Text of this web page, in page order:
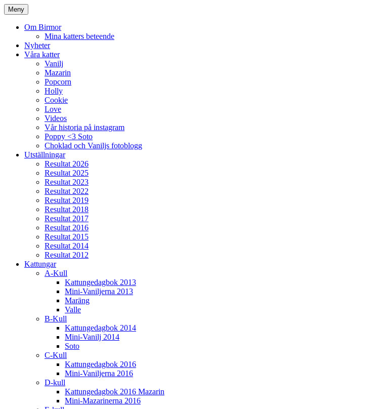
Meny
Om Birmor
Mina katters beteende
Nyheter
Våra katter
Vanilj
Mazarin
Popcorn
Holly
Cookie
Love
Videos
Vår historia på instagram
Poppy <3 Soto
Choklad och Vaniljs fotoblogg
Utställningar
Resultat 2026
Resultat 2025
Resultat 2023
Resultat 2022
Resultat 2019
Resultat 2018
Resultat 2017
Resultat 2016
Resultat 2015
Resultat 2014
Resultat 2012
Kattungar
A-Kull
Kattungedagbok 2013
Mini-Vaniljerna 2013
Maräng
Valle
B-Kull
Kattungedagbok 2014
Mini-Vanilj 2014
Soto
C-Kull
Kattungedagbok 2016
Mini-Vaniljerna 2016
D-kull
Kattungedagbok 2016 Mazarin
Mini-Mazarinerna 2016